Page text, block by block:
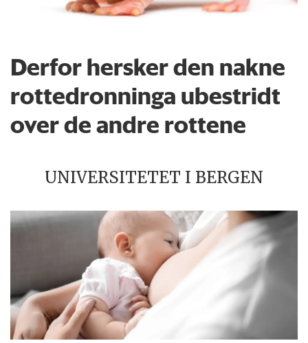
Derfor hersker den nakne
rottedronninga ubestridt
over de andre rottene
UNIVERSITETET I BERGEN